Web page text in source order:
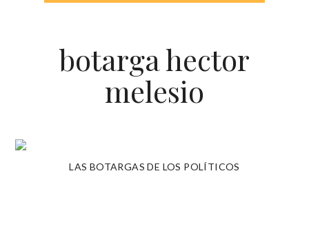
botarga hector
melesio
LAS BOTARGAS DE LOS POLÍTICOS